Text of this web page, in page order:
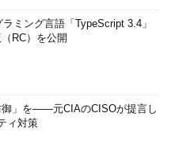
ミング言語「TypeScript 3.4」
RC）を公開
御」を――元CIAのCISOが提言し
ィ対策